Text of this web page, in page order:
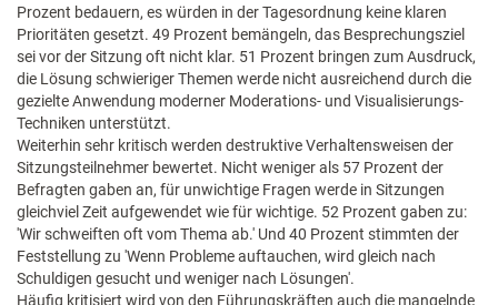
Prozent bedauern, es würden in der Tagesordnung keine klaren
Prioritäten gesetzt. 49 Prozent bemängeln, das Besprechungsziel
sei vor der Sitzung oft nicht klar. 51 Prozent bringen zum Ausdruck,
die Lösung schwieriger Themen werde nicht ausreichend durch die
gezielte Anwendung moderner Moderations- und Visualisierungs-
Techniken unterstützt.
Weiterhin sehr kritisch werden destruktive Verhaltensweisen der
Sitzungsteilnehmer bewertet. Nicht weniger als 57 Prozent der
Befragten gaben an, für unwichtige Fragen werde in Sitzungen
gleichviel Zeit aufgewendet wie für wichtige. 52 Prozent gaben zu:
'Wir schweiften oft vom Thema ab.' Und 40 Prozent stimmten der
Feststellung zu 'Wenn Probleme auftauchen, wird gleich nach
Schuldigen gesucht und weniger nach Lösungen'.
Häufig kritisiert wird von den Führungskräften auch die mangelnde